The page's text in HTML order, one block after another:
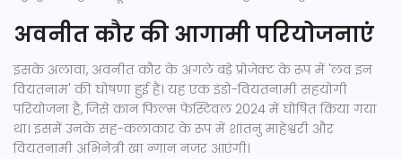
अवनीत कौर की आगामी परियोजनाएं
इसके अलावा, अवनीत कौर के अगले बड़े प्रोजेक्ट के रूप में 'लव इन
वियतनाम' की घोषणा हुई है। यह एक इंडो-वियतनामी सहयोगी
परियोजना है, जिसे कान फिल्म फेस्टिवल 2024 में घोषित किया गया
था। इसमें उनके सह-कलाकार के रूप में शांतनु माहेश्वरी और
वियतनामी अभिनेत्री खा न्गान नजर आएंगी।